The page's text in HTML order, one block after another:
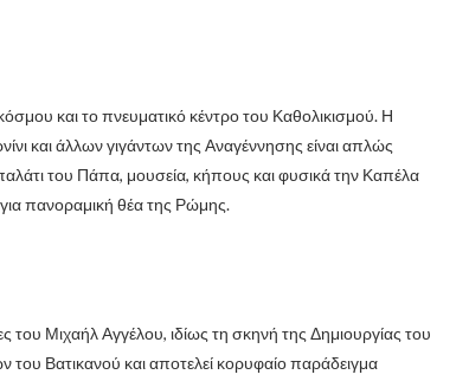
και το πνευματικό κέντρο του Καθολικισμού. Η
και άλλων γιγάντων της Αναγέννησης είναι απλώς
του Πάπα, μουσεία, κήπους και φυσικά την Καπέλα
για πανοραμική θέα της Ρώμης.
του Μιχαήλ Αγγέλου, ιδίως τη σκηνή της Δημιουργίας του
Βατικανού και αποτελεί κορυφαίο παράδειγμα